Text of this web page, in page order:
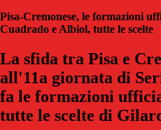
Pisa-Cremonese, le formazioni
Cuadrado e Albiol, tutte le scelte
La sfida tra Pisa e
all'11a giornata di
fa le formazioni
tutte le scelte di